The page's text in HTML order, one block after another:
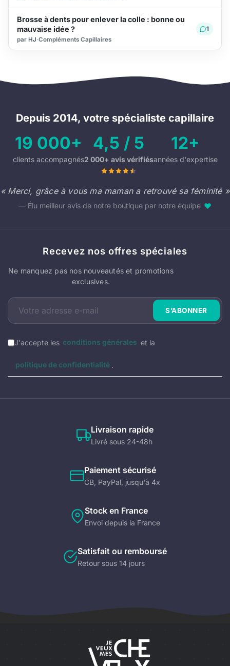
Brosse à dents pour enlever la colle : bonne ou
mauvaise idée ?
par HJ·Compléments Capillaires
1
Depuis 2014, votre spécialiste capillaire
19 000+
clients accompagnés
4,5 / 5
2 000+ avis vérifiés
12+
années d'expertise
« Merci, grâce à vous ma maman a retrouvé sa féminité »
— Élu meilleur avis de notre boutique par notre équipe ♥
Recevez nos offres spéciales
Ne manquez pas nos nouveautés et promotions
exclusives.
J'accepte les conditions générales et la
politique de confidentialité
Livraison rapide
Livré sous 24-48h
Paiement sécurisé
CB, PayPal, jusqu'à 4x
Stock en France
Envoi depuis la France
Satisfait ou remboursé
Retour sous 14 jours